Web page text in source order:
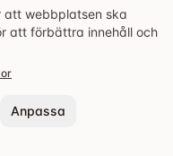
att webbplatsen ska
att förbättra innehåll och
Anpassa